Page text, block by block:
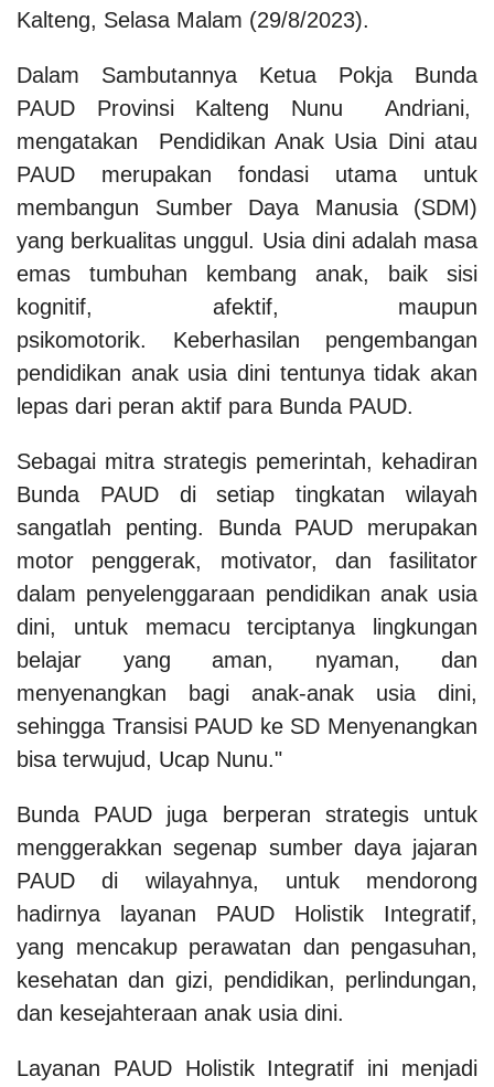
Kalteng, Selasa Malam (29/8/2023).
Dalam Sambutannya Ketua Pokja Bunda
PAUD Provinsi Kalteng Nunu Andriani,
mengatakan Pendidikan Anak Usia Dini atau
PAUD merupakan fondasi utama untuk
membangun Sumber Daya Manusia (SDM)
yang berkualitas unggul. Usia dini adalah masa
emas tumbuhan kembang anak, baik sisi
kognitif, afektif, maupun
psikomotorik. Keberhasilan pengembangan
pendidikan anak usia dini tentunya tidak akan
lepas dari peran aktif para Bunda PAUD.
Sebagai mitra strategis pemerintah, kehadiran
Bunda PAUD di setiap tingkatan wilayah
sangatlah penting. Bunda PAUD merupakan
motor penggerak, motivator, dan fasilitator
dalam penyelenggaraan pendidikan anak usia
dini, untuk memacu terciptanya lingkungan
belajar yang aman, nyaman, dan
menyenangkan bagi anak-anak usia dini,
sehingga Transisi PAUD ke SD Menyenangkan
bisa terwujud, Ucap Nunu."
Bunda PAUD juga berperan strategis untuk
menggerakkan segenap sumber daya jajaran
PAUD di wilayahnya, untuk mendorong
hadirnya layanan PAUD Holistik Integratif,
yang mencakup perawatan dan pengasuhan,
kesehatan dan gizi, pendidikan, perlindungan,
dan kesejahteraan anak usia dini.
Layanan PAUD Holistik Integratif ini menjadi